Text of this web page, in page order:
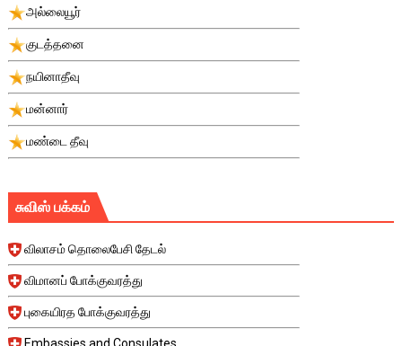
அல்லையூர்
குடத்தனை
நயினாதீவு
மன்னார்
மண்டை தீவு
சுவிஸ் பக்கம்
விலாசம் தொலைபேசி தேடல்
விமானப் போக்குவரத்து
புகையிரத போக்குவரத்து
Embassies and Consulates